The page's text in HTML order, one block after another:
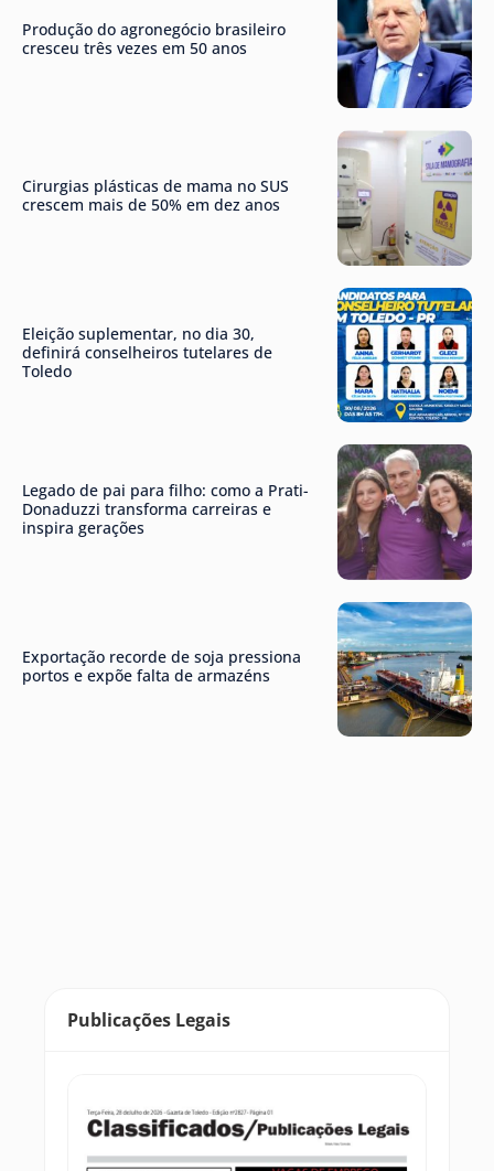
Produção do agronegócio brasileiro
cresceu três vezes em 50 anos
Cirurgias plásticas de mama no SUS
crescem mais de 50% em dez anos
Eleição suplementar, no dia 30,
definirá conselheiros tutelares de
Toledo
Legado de pai para filho: como a Prati-
Donaduzzi transforma carreiras e
inspira gerações
Exportação recorde de soja pressiona
portos e expõe falta de armazéns
Publicações Legais